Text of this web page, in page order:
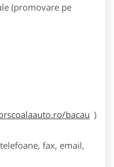
(promovare pe
bacau )
fax, email,